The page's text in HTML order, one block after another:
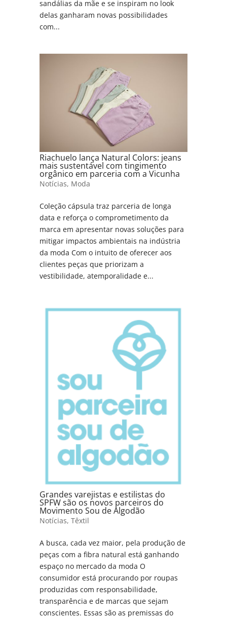
sandálias da mãe e se inspiram no look
delas ganharam novas possibilidades
com...
Riachuelo lança Natural Colors: jeans
mais sustentável com tingimento
orgânico em parceria com a Vicunha
Notícias, Moda
Coleção cápsula traz parceria de longa
data e reforça o comprometimento da
marca em apresentar novas soluções para
mitigar impactos ambientais na indústria
da moda Com o intuito de oferecer aos
clientes peças que priorizam a
vestibilidade, atemporalidade e...
Grandes varejistas e estilistas do
SPFW são os novos parceiros do
Movimento Sou de Algodão
Notícias,Têxtil
A busca, cada vez maior, pela produção de
peças com a fibra natural está ganhando
espaço no mercado da moda O
consumidor está procurando por roupas
produzidas com responsabilidade,
transparência e de marcas que sejam
conscientes. Essas são as premissas do